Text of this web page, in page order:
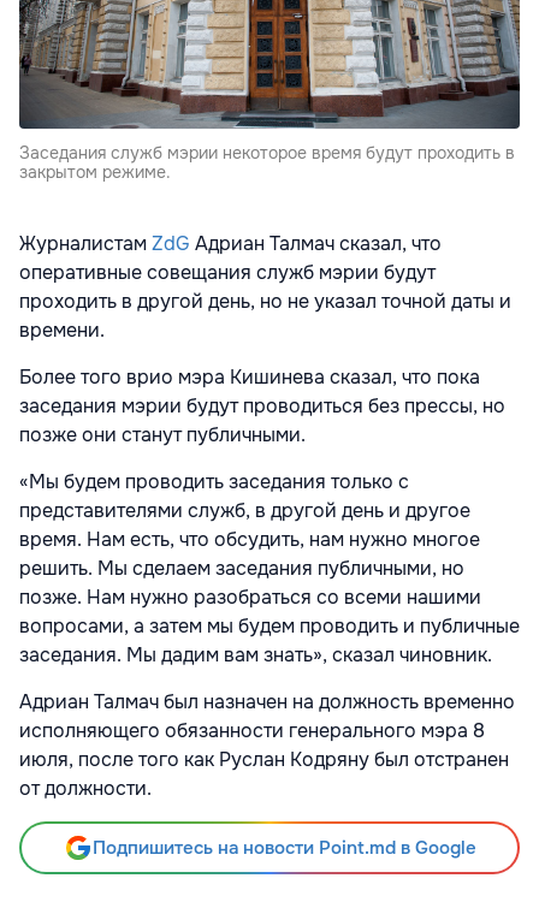
Заседания служб мэрии некоторое время будут проходить в
закрытом режиме.
ЖурналистамZdG Адриан Талмач сказал, что
оперативные совещания служб мэрии будут
проходить в другой день, но не указал точной даты и
времени.
Более того врио мэра Кишинева сказал, что пока
заседания мэрии будут проводиться без прессы, но
позже они станут публичными.
«Мы будем проводить заседания только с
представителями служб, в другой день и другое
время. Нам есть, что обсудить, нам нужно многое
решить. Мы сделаем заседания публичными, но
позже. Нам нужно разобраться со всеми нашими
вопросами, а затем мы будем проводить и публичные
заседания. Мы дадим вам знать», сказал чиновник.
Адриан Талмач был назначен на должность временно
исполняющего обязанности генерального мэра 8
июля, после того как Руслан Кодряну был отстранен
от должности.
Подпишитесь на новости Point.md в Google